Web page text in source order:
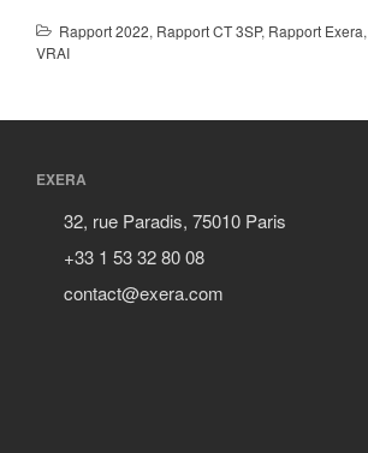
Rapport 2022, Rapport CT 3SP, Rapport Exera,
VRAI
EXERA
32, rue Paradis, 75010 Paris
+33 1 53 32 80 08
contact@exera.com